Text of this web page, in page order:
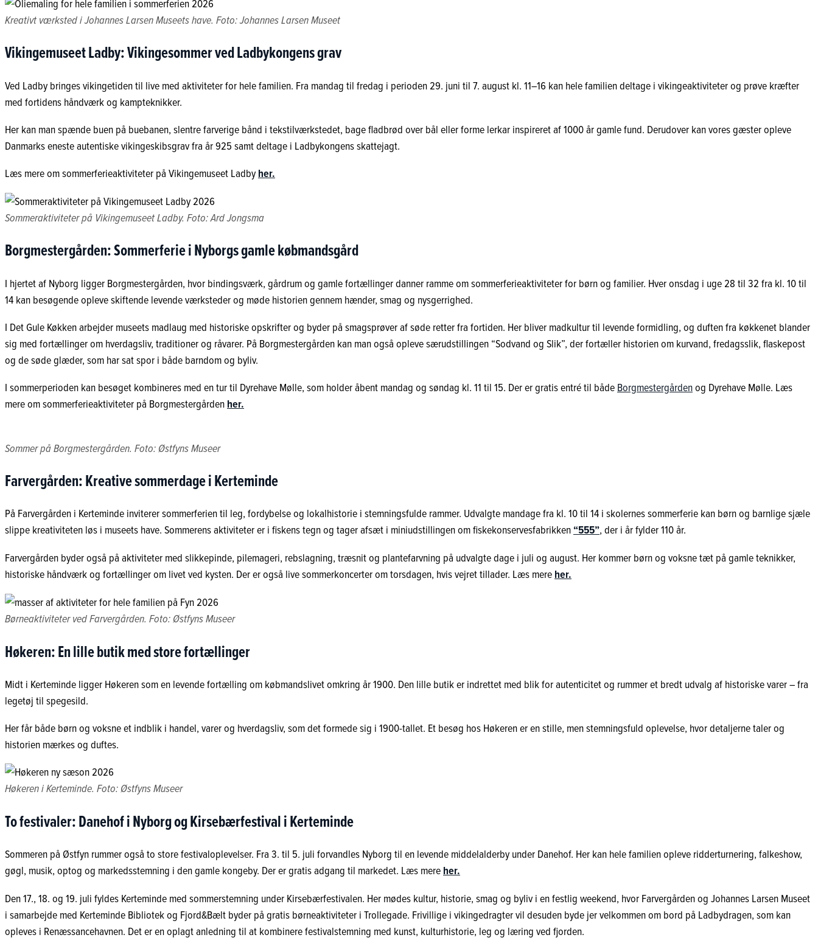
Kreativt værksted i Johannes Larsen Museets have. Foto: Johannes Larsen Museet
Vikingemuseet Ladby: Vikingesommer ved Ladbykongens grav
Ved Ladby bringes vikingetiden til live med aktiviteter for hele familien. Fra mandag til fredag i perioden 29. juni til 7. august kl. 11–16 kan hele familien deltage i vikingeaktiviteter og prøve kræfter
med fortidens håndværk og kampteknikker.
Her kan man spænde buen på buebanen, slentre farverige bånd i tekstilværkstedet, bage fladbrød over bål eller forme lerkar inspireret af 1000 år gamle fund. Derudover kan vores gæster opleve
Danmarks eneste autentiske vikingeskibsgrav fra år 925 samt deltage i Ladbykongens skattejagt.
Læs mere om sommerferieaktiviteter på Vikingemuseet Ladby her.
Sommeraktiviteter på Vikingemuseet Ladby. Foto: Ard Jongsma
Borgmestergården: Sommerferie i Nyborgs gamle købmandsgård
I hjertet af Nyborg ligger Borgmestergården, hvor bindingsværk, gårdrum og gamle fortællinger danner ramme om sommerferieaktiviteter for børn og familier. Hver onsdag i uge 28 til 32 fra kl. 10 til
14 kan besøgende opleve skiftende levende værksteder og møde historien gennem hænder, smag og nysgerrighed.
I Det Gule Køkken arbejder museets madlaug med historiske opskrifter og byder på smagsprøver af søde retter fra fortiden. Her bliver madkultur til levende formidling, og duften fra køkkenet blander
sig med fortællinger om hverdagsliv, traditioner og råvarer. På Borgmestergården kan man også opleve særudstillingen “Sodvand og Slik”, der fortæller historien om kurvand, fredagsslik, flaskepost
og de søde glæder, som har sat spor i både barndom og byliv.
I sommerperioden kan besøget kombineres med en tur til Dyrehave Mølle, som holder åbent mandag og søndag kl. 11 til 15. Der er gratis entré til både Borgmestergårdenog Dyrehave Mølle. Læs
mere om sommerferieaktiviteter på Borgmestergården her.
Sommer på Borgmestergården. Foto: Østfyns Museer
Farvergården: Kreative sommerdage i Kerteminde
På Farvergården i Kerteminde inviterer sommerferien til leg, fordybelse og lokalhistorie i stemningsfulde rammer. Udvalgte mandage fra kl. 10 til 14 i skolernes sommerferie kan børn og barnlige sjæle
slippe kreativiteten løs i museets have. Sommerens aktiviteter er i fiskens tegn og tager afsæt i miniudstillingen om fiskekonservesfabrikken“555”, der i år fylder 110 år.
Farvergården byder også på aktiviteter med slikkepinde, pilemageri, rebslagning, træsnit og plantefarvning på udvalgte dage i juli og august. Her kommer børn og voksne tæt på gamle teknikker,
historiske håndværk og fortællinger om livet ved kysten. Der er også live sommerkoncerter om torsdagen, hvis vejret tillader. Læs mereher.
Børneaktiviteter ved Farvergården. Foto: Østfyns Museer
Høkeren: En lille butik med store fortællinger
Midt i Kerteminde ligger Høkeren som en levende fortælling om købmandslivet omkring år 1900. Den lille butik er indrettet med blik for autenticitet og rummer et bredt udvalg af historiske varer – fra
legetøj til spegesild.
Her får både børn og voksne et indblik i handel, varer og hverdagsliv, som det formede sig i 1900-tallet. Et besøg hos Høkeren er en stille, men stemningsfuld oplevelse, hvor detaljerne taler og
historien mærkes og duftes.
Høkeren i Kerteminde. Foto: Østfyns Museer
To festivaler: Danehof i Nyborg og Kirsebærfestival i Kerteminde
Sommeren på Østfyn rummer også to store festivaloplevelser. Fra 3. til 5. juli forvandles Nyborg til en levende middelalderby under Danehof. Her kan hele familien opleve ridderturnering, falkeshow,
gøgl, musik, optog og markedsstemning i den gamle kongeby. Der er gratis adgang til markedet. Læs mere her.
Den 17., 18. og 19. juli fyldes Kerteminde med sommerstemning under Kirsebærfestivalen. Her mødes kultur, historie, smag og byliv i en festlig weekend, hvor Farvergården og Johannes Larsen Museet
i samarbejde med Kerteminde Bibliotek og Fjord&Bælt byder på gratis børneaktiviteter i Trollegade. Frivillige i vikingedragter vil desuden byde jer velkommen om bord på Ladbydragen, som kan
opleves i Renæssancehavnen. Det er en oplagt anledning til at kombinere festivalstemning med kunst, kulturhistorie, leg og læring ved fjorden.